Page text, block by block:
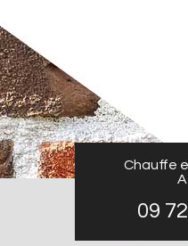
Chauffe
09